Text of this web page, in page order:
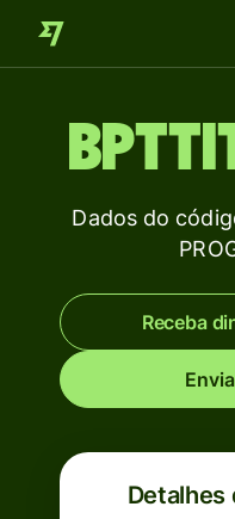
Dados do
Receba